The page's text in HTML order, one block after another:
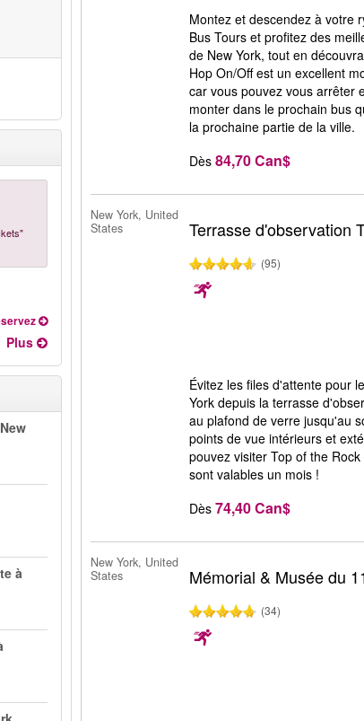
Plus
à
Montez et descendez à votre
Bus Tours et profitez des
de New York, tout en
Hop On/Off est un excellent
car vous pouvez vous arrêter
monter dans le prochain bus
la prochaine partie de la ville.
Dès 84,70 Can$
New York, United
States
Terrasse d'observation
(95)
Évitez les files d'attente pour
York depuis la terrasse
au plafond de verre jusqu'au
points de vue intérieurs et
pouvez visiter Top of the
sont valables un mois !
Dès 74,40 Can$
New York, United
States
Mémorial & Musée du
(34)